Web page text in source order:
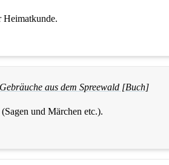
Heimatkunde.
aus dem Spreewald [Buch]
und Märchen etc.).